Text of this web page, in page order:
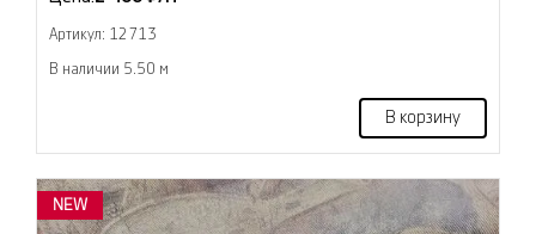
Артикул: 12713
В наличии 5.50 м
В корзину
NEW